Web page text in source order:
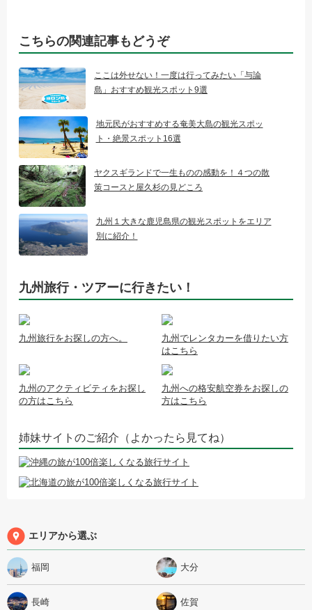
こちらの関連記事もどうぞ
ここは外せない！一度は行ってみたい「与論
島」おすすめ観光スポット9選
地元民がおすすめする奄美大島の観光スポッ
ト・絶景スポット16選
ヤクスギランドで一生ものの感動を！４つの散
策コースと屋久杉の見どころ
九州１大きな鹿児島県の観光スポットをエリア
別に紹介！
九州旅行・ツアーに行きたい！
九州旅行をお探しの方へ。
九州でレンタカーを借りたい方
はこちら
九州のアクティビティをお探し
の方はこちら
九州への格安航空券をお探しの
方はこちら
姉妹サイトのご紹介（よかったら見てね）
エリアから選ぶ
福岡 大分
長崎 佐賀